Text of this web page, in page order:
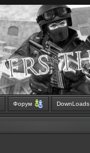
Форум DownLoads